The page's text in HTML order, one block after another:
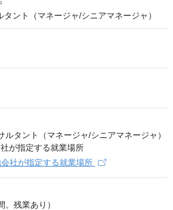
ント（マネージャ/シニアマネージャ）
社が指定する就業場所
残業あり）